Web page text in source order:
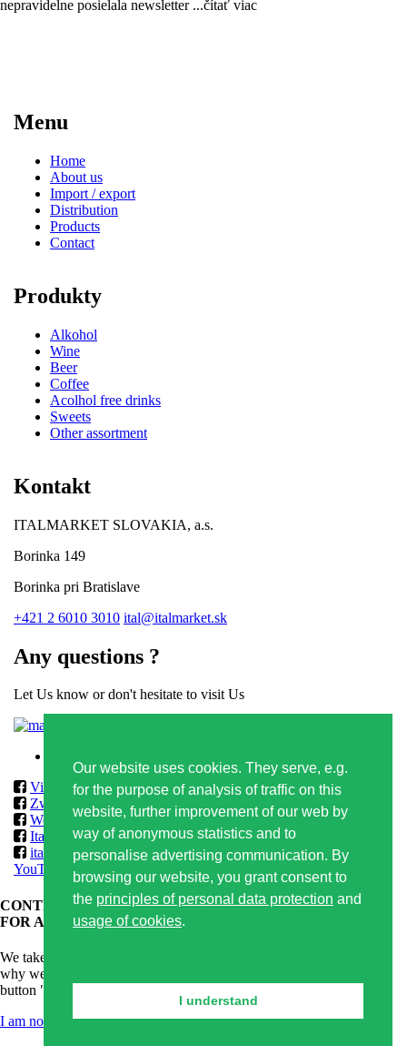
Our website uses cookies. They serve, e.g.
for the purpose of analysis of traffic on this
website, further improvement of our web by
way of anonymous statistics and to
personalise advertising communication. By
browsing our website, you grant consent to
the principles of personal data protection and
usage of cookies.
I understand
nepravidelne posielala newsletter ...čítať viac
Menu
Home
About us
Import / export
Distribution
Products
Contact
Produkty
Alkohol
Wine
Beer
Coffee
Acolhol free drinks
Sweets
Other assortment
Kontakt
ITALMARKET SLOVAKIA, a.s.
Borinka 149
Borinka pri Bratislave
+421 2 6010 3010 ital@italmarket.sk
Any questions ?
Let Us know or don't hesitate to visit Us
Vilmos
Zwack
World Class & Reserve Brands Club
ItalmarketSlovakia
italmarketslovakia
YouTube
CONTENT OF THIS WEBSITE IS APPROPRIATE ONLY
FOR ADULTS.
We take care of responsible alcoholic drinks consumption and that's
why we kindly ask you for confirmation of your age. By clicking on
button "I am 18+ years old" you confirm that you are older than 18.
I am not 18 years oldI am 18+ years old